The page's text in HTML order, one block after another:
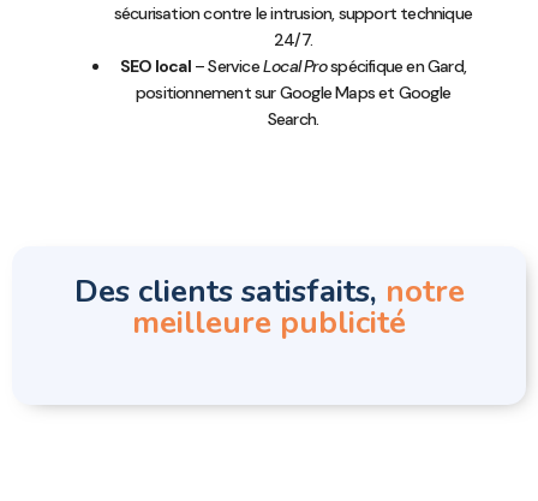
sécurisation contre le intrusion, support technique
24/7.
SEO local– ServiceLocal Prospécifique en Gard,
positionnement sur Google Maps et Google
Search.
Des clients satisfaits, notre
meilleure publicité